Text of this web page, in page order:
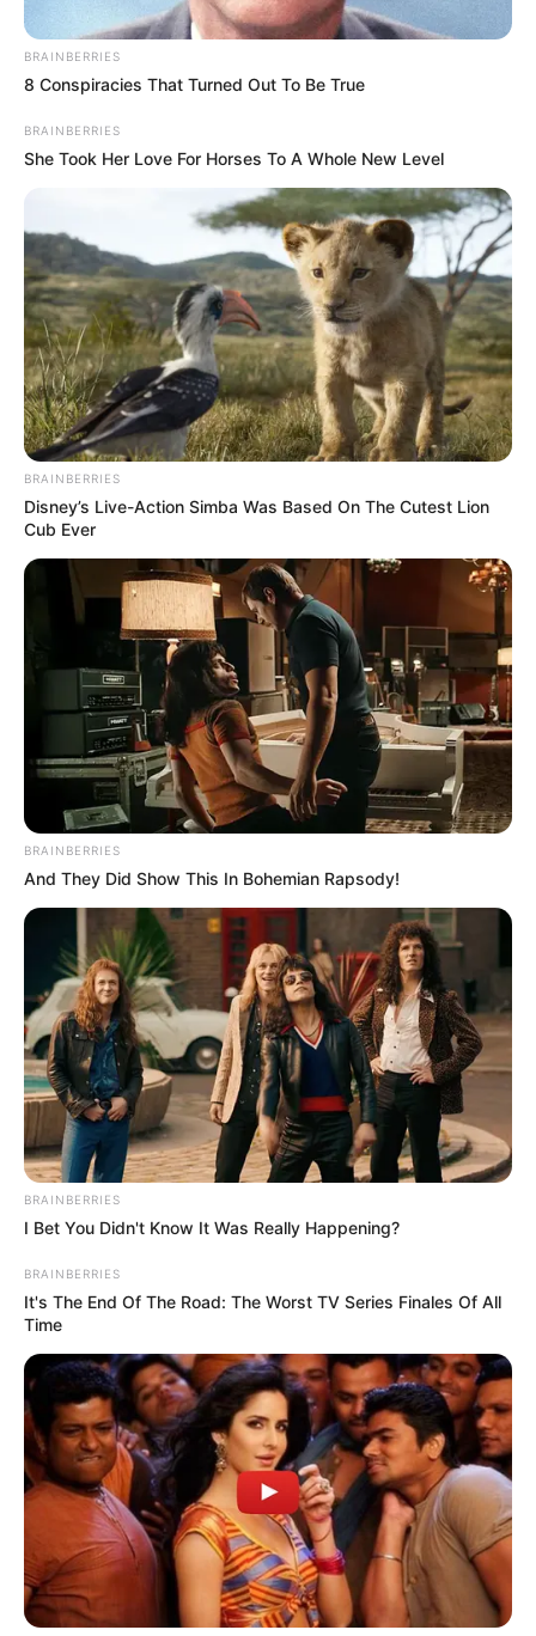
(foto: allthatsinteresting)
Ada yang mengejutkan setelah pernikahannya dengan Adolf
Hitler dilangsungkan. Baru sekitar 40 jam setelah mengikat janji,
Eva tampak siap menjalankan apa yang pernah jadi wasiatnya. Ia
akan mati bersama Hitler.
Hari itu 30 April 1945 posisi Nazi semakin terdesak. Hitler harus
mengambil keputusan segera. Beberapa pesan sudah disampaikan
Hitler ke bawahan. Hitler meminta agar jenazahnya dibakar
setelah kematiannya.
Memang banyak spekulasi soal kematian Hitler, tapi kabar paling
kuat adalah mati bunuh diri dengan menembakkan pistol ke
kepalanya.
Menyaksikan Hitler yang telah tewas mengenaskan, Eva Braun
juga ikut bunuh diri dengan meminum sianida.
TAGS ADOLF HITLER EVA BRAUN STORY
BRAINBERRIES
8 Conspiracies That Turned Out To Be True
BRAINBERRIES
She Took Her Love For Horses To A Whole New Level
BRAINBERRIES
Disney’s Live-Action Simba Was Based On The Cutest Lion
Cub Ever
BRAINBERRIES
And They Did Show This In Bohemian Rapsody!
BRAINBERRIES
I Bet You Didn't Know It Was Really Happening?
BRAINBERRIES
It's The End Of The Road: The Worst TV Series Finales Of All
Time